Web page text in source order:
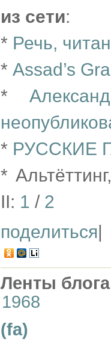
из сети:
* Речь,
* Assad’s
*
* РУССКИЕ
*
II: 1 / 2
поделиться|
Ленты
1968
(fa)